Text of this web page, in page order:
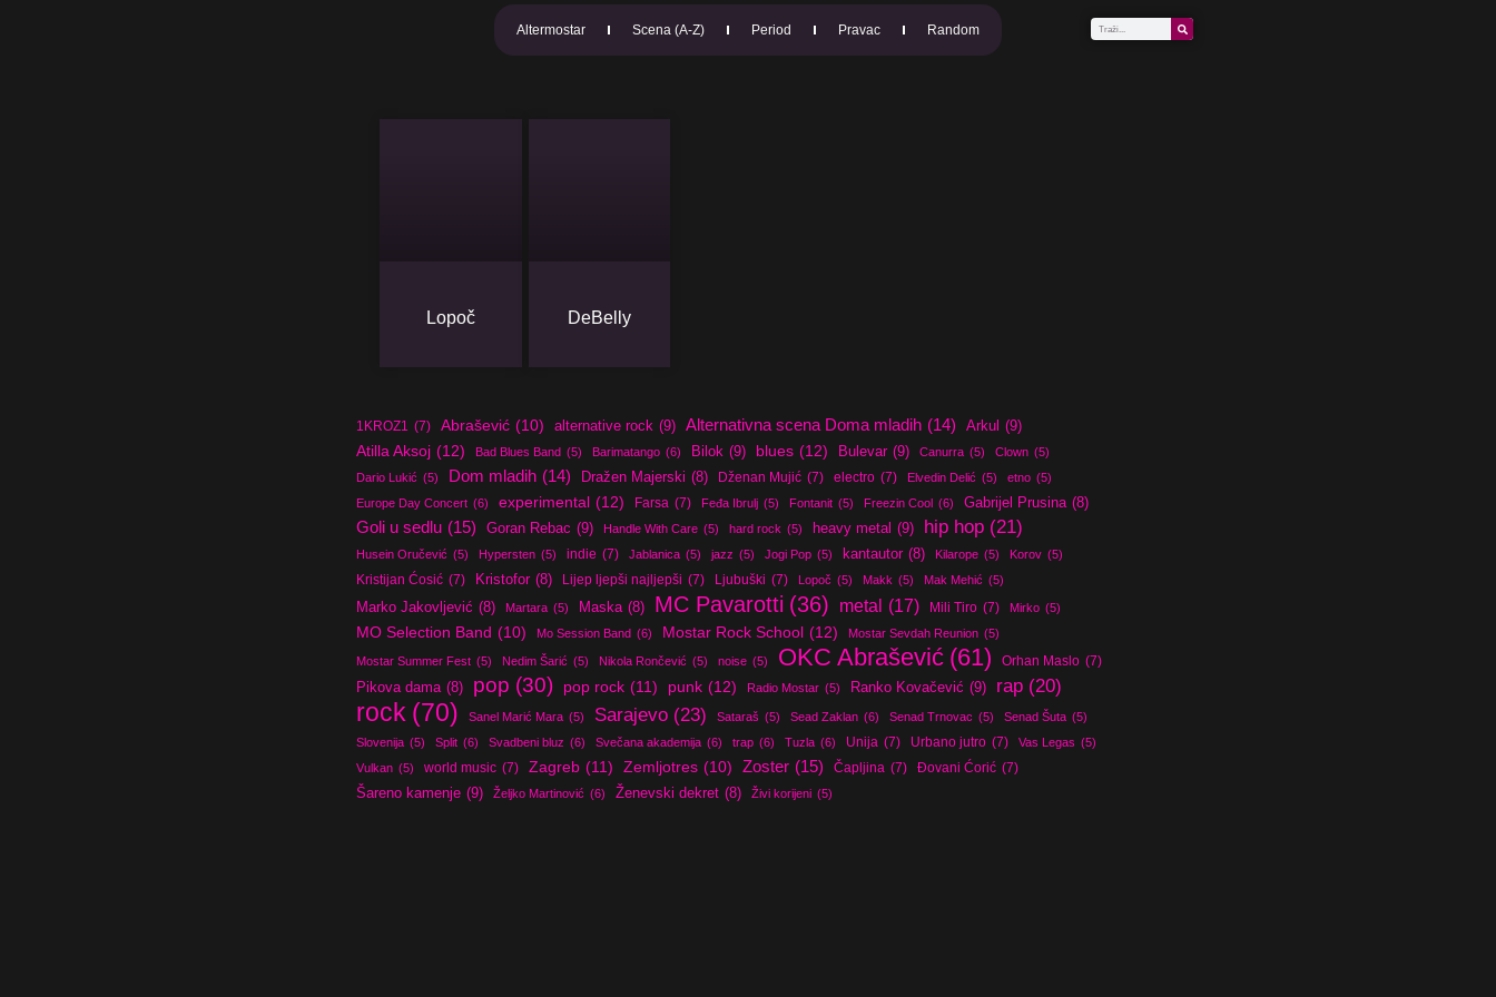
Altermostar Scena (A-Z) Period Pravac Random
Lopoč DeBelly
1KROZ1 (7) Abrašević (10) alternative rock (9) Alternativna scena Doma mladih (14) Arkul (9)
Atilla Aksoj (12) Bad Blues Band (5) Barimatango (6) Bilok (9) blues (12) Bulevar (9) Canurra (5) Clown (5)
Dario Lukić (5) Dom mladih (14) Dražen Majerski (8) Dženan Mujić (7) electro (7) Elvedin Delić (5) etno (5)
Europe Day Concert (6) experimental (12) Farsa (7) Feđa Ibrulj (5) Fontanit (5) Freezin Cool (6) Gabrijel Prusina (8)
Goli u sedlu (15) Goran Rebac (9) Handle With Care (5) hard rock (5) heavy metal (9) hip hop (21)
Husein Oručević (5) Hypersten (5) indie (7) Jablanica (5) jazz (5) Jogi Pop (5) kantautor (8) Kilarope (5) Korov (5)
Kristijan Ćosić (7) Kristofor (8) Lijep ljepši najljepši (7) Ljubuški (7) Lopoč (5) Makk (5) Mak Mehić (5)
Marko Jakovljević (8) Martara (5) Maska (8) MC Pavarotti (36) metal (17) Mili Tiro (7) Mirko (5)
MO Selection Band (10) Mo Session Band (6) Mostar Rock School (12) Mostar Sevdah Reunion (5)
Mostar Summer Fest (5) Nedim Šarić (5) Nikola Rončević (5) noise (5) OKC Abrašević (61) Orhan Maslo (7)
Pikova dama (8) pop (30) pop rock (11) punk (12) Radio Mostar (5) Ranko Kovačević (9) rap (20)
rock (70) Sanel Marić Mara (5) Sarajevo (23) Sataraš (5) Sead Zaklan (6) Senad Trnovac (5) Senad Šuta (5)
Slovenija (5) Split (6) Svadbeni bluz (6) Svečana akademija (6) trap (6) Tuzla (6) Unija (7) Urbano jutro (7) Vas Legas (5)
Vulkan (5) world music (7) Zagreb (11) Zemljotres (10) Zoster (15) Čapljina (7) Đovani Ćorić (7)
Šareno kamenje (9) Željko Martinović (6) Ženevski dekret (8) Živi korijeni (5)